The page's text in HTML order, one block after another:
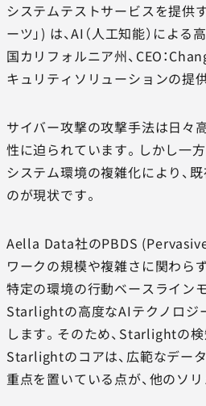
システムテストサービスを提供
ーツ」) は、AI（人工知能）によ
国カリフォルニア州、CEO：
キュリティソリューションの提
サイバー攻撃の攻撃手法は日々
性に迫られています。しかし一
システム環境の複雑化により、
のが現状です。
Aella Data社のPBDS
ワークの規模や複雑さに関わら
特定の環境の行動ベースライン
Starlightの高度なAIテクノロジ
します。そのため、Starlightの
Starlightのコアは、広範なデー
重点を置いている点が、他のソ